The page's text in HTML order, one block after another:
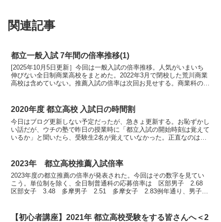
関連記事
都立一般入試 7年間の倍率推移(1)
[2025年10月5日更新］今回は一般入試の倍率推移。人気がいまいち
伸びない全日制商業高校をまとめた。2022年3月で閉校した荒川商業
高校は含めていない。推薦入試の倍率は次回お見せする。商業科の高
2020年度 都立高校 入試日の時間割
今日はブログ更新しない予定だったが、急きょ更新する。お恥ずかし
い話だが、ウチの塾で昨日の授業時に「都立入試の開始時刻は覚えて
いるか」と聞いたら、受験生2名が覚えていなかった。正直なのは結
2023年 都立高校推薦入試倍率
2023年度の都立推薦の倍率が発表された。今回はその数字を見てい
こう。単位制を除く、全日制普通科の応募倍率は 区部男子 2.68
区部女子 3.48 多摩男子 2.51 多摩女子 2.83例年通り、男子よ
【初心者講座】2021年 都立高校受験をする皆さんへ＜2